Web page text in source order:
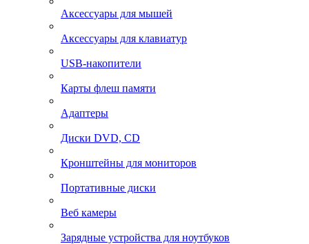
Аксессуары для мышей
Аксессуары для клавиатур
USB-накопители
Карты флеш памяти
Адаптеры
Диски DVD, CD
Кронштейны для мониторов
Портативные диски
Веб камеры
Зарядные устройства для ноутбуков